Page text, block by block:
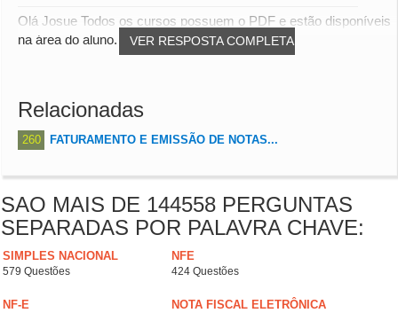
VER RESPOSTA COMPLETA
Olá Josue Todos os cursos possuem o PDF e estão disponíveis
na área do aluno. abs
Relacionadas
260 FATURAMENTO E EMISSÃO DE NOTAS...
SAO MAIS DE 144558 PERGUNTAS
SEPARADAS POR PALAVRA CHAVE:
SIMPLES NACIONAL
579 Questões
NFE
424 Questões
NF-E NOTA FISCAL ELETRÔNICA